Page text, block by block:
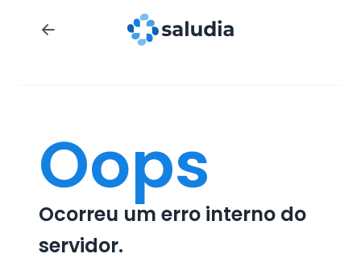
Oops
Ocorreu um erro interno do
servidor.